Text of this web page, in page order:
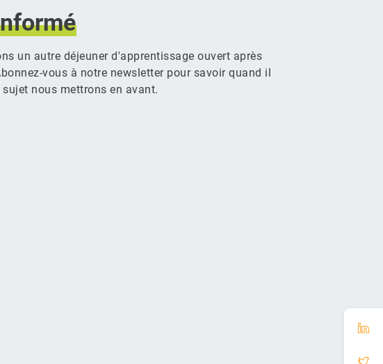
un autre déjeuner d'apprentissage ouvert après
vous à notre newsletter pour savoir quand il
nous mettrons en avant.